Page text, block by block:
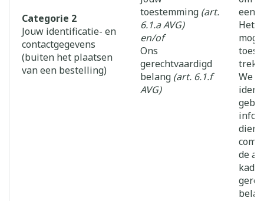
Categorie 2
Jouw identificatie- en
contactgegevens
(buiten het plaatsen
van een bestelling)
toestemming (art.
6.1.a AVG)
en/of
Ons
gerechtvaardigd
belang (art. 6.1.f
AVG)
een
Het
We
de